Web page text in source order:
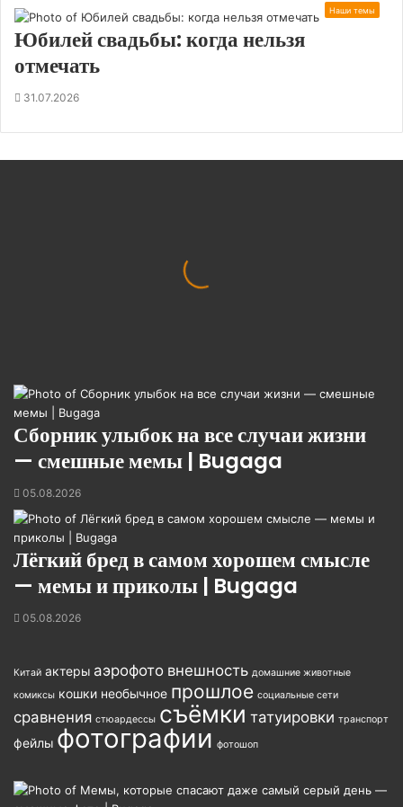
Наши темы
Юбилей свадьбы: когда нельзя
отмечать
31.07.2026
Сборник улыбок на все случаи жизни
— смешные мемы | Bugaga
05.08.2026
Лёгкий бред в самом хорошем смысле
— мемы и приколы | Bugaga
05.08.2026
Китай актеры аэрофото внешность домашние животные
комиксы кошки необычное прошлое социальные сети
сравнения стюардессы съёмки татуировки транспорт
фейлы фотографии фотошоп